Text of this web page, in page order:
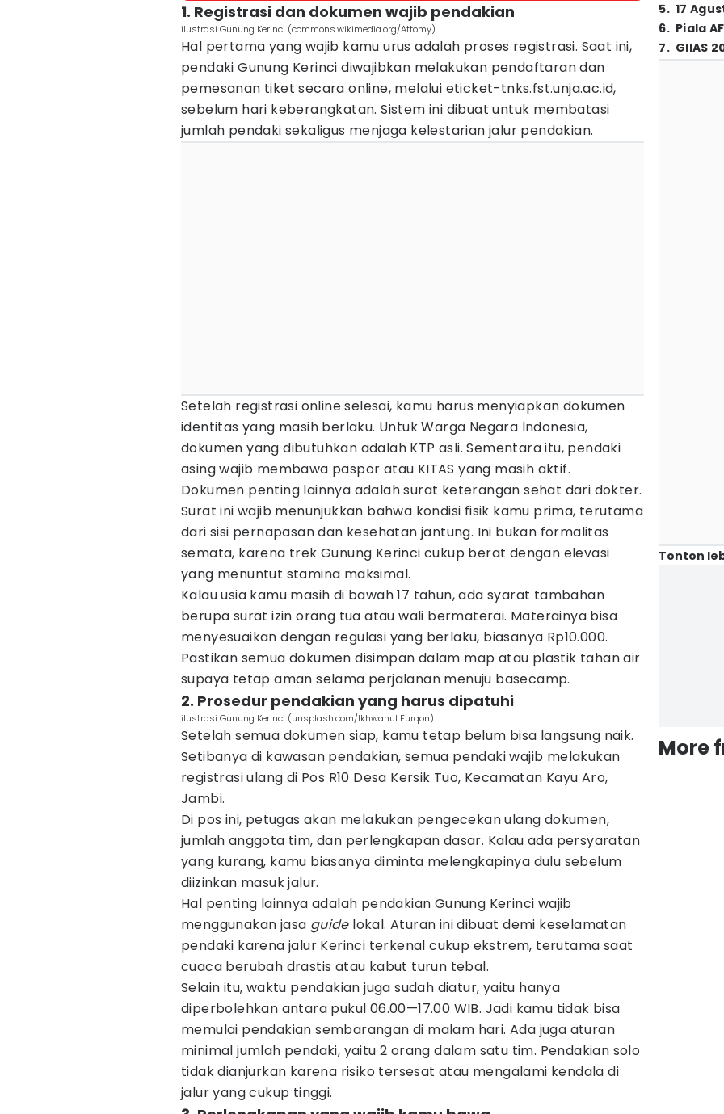
1. Registrasi dan dokumen wajib pendakian
ilustrasi Gunung Kerinci (commons.wikimedia.org/Attomy)
Hal pertama yang wajib kamu urus adalah proses registrasi. Saat ini,
pendaki Gunung Kerinci diwajibkan melakukan pendaftaran dan
pemesanan tiket secara online, melalui eticket-tnks.fst.unja.ac.id,
sebelum hari keberangkatan. Sistem ini dibuat untuk membatasi
jumlah pendaki sekaligus menjaga kelestarian jalur pendakian.
Setelah registrasi online selesai, kamu harus menyiapkan dokumen
identitas yang masih berlaku. Untuk Warga Negara Indonesia,
dokumen yang dibutuhkan adalah KTP asli. Sementara itu, pendaki
asing wajib membawa paspor atau KITAS yang masih aktif.
Dokumen penting lainnya adalah surat keterangan sehat dari dokter.
Surat ini wajib menunjukkan bahwa kondisi fisik kamu prima, terutama
dari sisi pernapasan dan kesehatan jantung. Ini bukan formalitas
semata, karena trek Gunung Kerinci cukup berat dengan elevasi
yang menuntut stamina maksimal.
Kalau usia kamu masih di bawah 17 tahun, ada syarat tambahan
berupa surat izin orang tua atau wali bermaterai. Materainya bisa
menyesuaikan dengan regulasi yang berlaku, biasanya Rp10.000.
Pastikan semua dokumen disimpan dalam map atau plastik tahan air
supaya tetap aman selama perjalanan menuju basecamp.
2. Prosedur pendakian yang harus dipatuhi
ilustrasi Gunung Kerinci (unsplash.com/Ikhwanul Furqon)
Setelah semua dokumen siap, kamu tetap belum bisa langsung naik.
Setibanya di kawasan pendakian, semua pendaki wajib melakukan
registrasi ulang di Pos R10 Desa Kersik Tuo, Kecamatan Kayu Aro,
Jambi.
Di pos ini, petugas akan melakukan pengecekan ulang dokumen,
jumlah anggota tim, dan perlengkapan dasar. Kalau ada persyaratan
yang kurang, kamu biasanya diminta melengkapinya dulu sebelum
diizinkan masuk jalur.
Hal penting lainnya adalah pendakian Gunung Kerinci wajib
menggunakan jasa guide lokal. Aturan ini dibuat demi keselamatan
pendaki karena jalur Kerinci terkenal cukup ekstrem, terutama saat
cuaca berubah drastis atau kabut turun tebal.
Selain itu, waktu pendakian juga sudah diatur, yaitu hanya
diperbolehkan antara pukul 06.00—17.00 WIB. Jadi kamu tidak bisa
memulai pendakian sembarangan di malam hari. Ada juga aturan
minimal jumlah pendaki, yaitu 2 orang dalam satu tim. Pendakian solo
tidak dianjurkan karena risiko tersesat atau mengalami kendala di
jalur yang cukup tinggi.
5. 17
6. Piala
7. GIIAS
Tonton
More